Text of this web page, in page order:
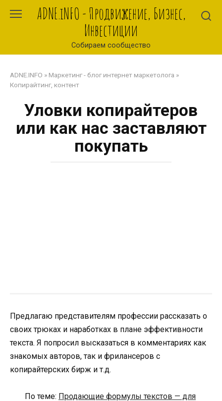
ADNE.iNFO - Продвижение, Бизнес,
Инвестиции
Собираем сообщество
ADNE.INFO » Маркетинг - блог интернет маркетолога »
Копирайтинг, контент
Уловки копирайтеров
или как нас заставляют
покупать
Предлагаю представителям профессии рассказать о
своих трюках и наработках в плане эффективности
текста. Я попросил высказаться в комментариях как
знакомых авторов, так и фрилансеров с
копирайтерских бирж и т.д.
По теме: Продающие формулы текстов — для